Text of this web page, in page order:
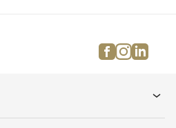
Glaswas- en
reinigingsmachines
natuursteenproducten
facebook